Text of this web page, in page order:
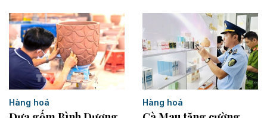
Hàng hoá Hàng hoá